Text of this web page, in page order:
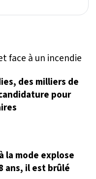
des milliers de
pour
la mode explose
ans, il est brûlé